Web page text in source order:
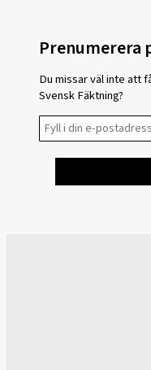
Prenumerera
Du missar väl inte att
Svensk Fäktning?